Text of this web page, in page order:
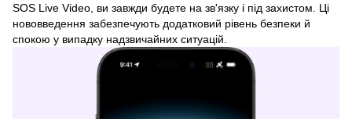
SOS Live Video, ви завжди будете на зв'язку і під захистом. Ці
нововведення забезпечують додатковий рівень безпеки й
спокою у випадку надзвичайних ситуацій.